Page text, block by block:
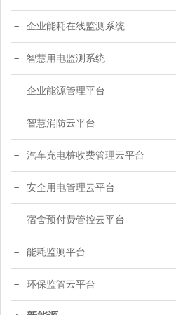
企业能耗在线监测系统
智慧用电监测系统
企业能源管理平台
智慧消防云平台
汽车充电桩收费管理云平台
安全用电管理云平台
宿舍预付费管控云平台
能耗监测平台
环保监管云平台